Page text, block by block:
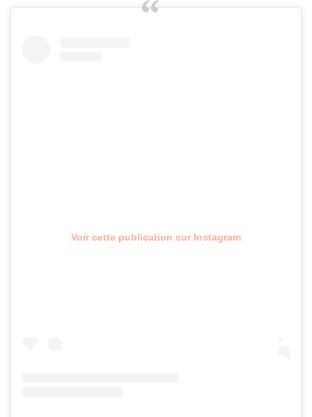
Voir cette publication sur Instagram